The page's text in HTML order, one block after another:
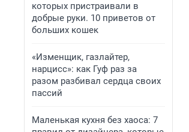
которых пристраивали в
добрые руки. 10 приветов от
больших кошек
«Изменщик, газлайтер,
нарцисс»: как Гуф раз за
разом разбивал сердца своих
пассий
Маленькая кухня без хаоса: 7